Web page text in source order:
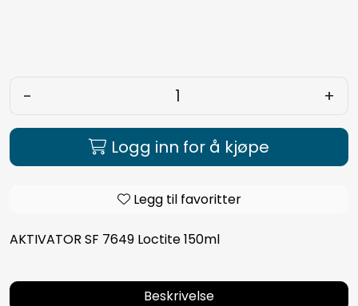
- +
Logg inn for å kjøpe
Legg til favoritter
AKTIVATOR SF 7649 Loctite 150ml
Beskrivelse